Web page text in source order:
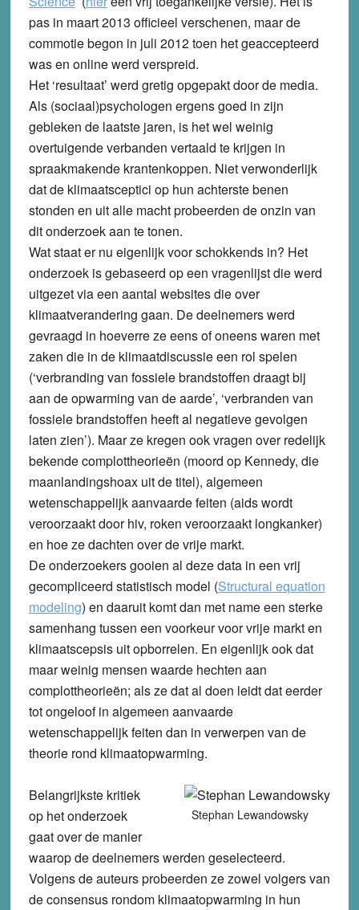
pas in maart 2013 officieel verschenen, maar de
commotie begon in juli 2012 toen het geaccepteerd
was en online werd verspreid.
Het ‘resultaat’ werd gretig opgepakt door de media.
Als (sociaal)psychologen ergens goed in zijn
gebleken de laatste jaren, is het wel weinig
overtuigende verbanden vertaald te krijgen in
spraakmakende krantenkoppen. Niet verwonderlijk
dat de klimaatsceptici op hun achterste benen
stonden en uit alle macht probeerden de onzin van
dit onderzoek aan te tonen.
Wat staat er nu eigenlijk voor schokkends in? Het
onderzoek is gebaseerd op een vragenlijst die werd
uitgezet via een aantal websites die over
klimaatverandering gaan. De deelnemers werd
gevraagd in hoeverre ze eens of oneens waren met
zaken die in de klimaatdiscussie een rol spelen
(‘verbranding van fossiele brandstoffen draagt bij
aan de opwarming van de aarde’, ‘verbranden van
fossiele brandstoffen heeft al negatieve gevolgen
laten zien’). Maar ze kregen ook vragen over redelijk
bekende complottheorieën (moord op Kennedy, die
maanlandingshoax uit de titel), algemeen
wetenschappelijk aanvaarde feiten (aids wordt
veroorzaakt door hiv, roken veroorzaakt longkanker)
en hoe ze dachten over de vrije markt.
De onderzoekers gooien al deze data in een vrij
gecompliceerd statistisch model (Structural equation
modeling) en daaruit komt dan met name een sterke
samenhang tussen een voorkeur voor vrije markt en
klimaatscepsis uit opborrelen. En eigenlijk ook dat
maar weinig mensen waarde hechten aan
complottheorieën; als ze dat al doen leidt dat eerder
tot ongeloof in algemeen aanvaarde
wetenschappelijk feiten dan in verwerpen van de
theorie rond klimaatopwarming.
Stephan Lewandowsky
Belangrijkste kritiek
op het onderzoek
gaat over de manier
waarop de deelnemers werden geselecteerd.
Volgens de auteurs probeerden ze zowel volgers van
de consensus rondom klimaatopwarming in hun